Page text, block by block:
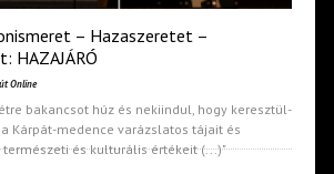
– Hazaszeretet –
HAZAJÁRÓ
Online
bakancsot húz és nekiindul, hogy keresztül-
Kárpát-medence varázslatos tájait és
és kulturális értékeit (...)"